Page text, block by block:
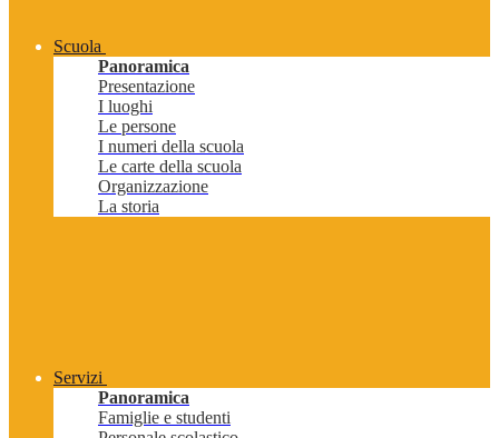
Scuola
Panoramica
Presentazione
I luoghi
Le persone
I numeri della scuola
Le carte della scuola
Organizzazione
La storia
Servizi
Panoramica
Famiglie e studenti